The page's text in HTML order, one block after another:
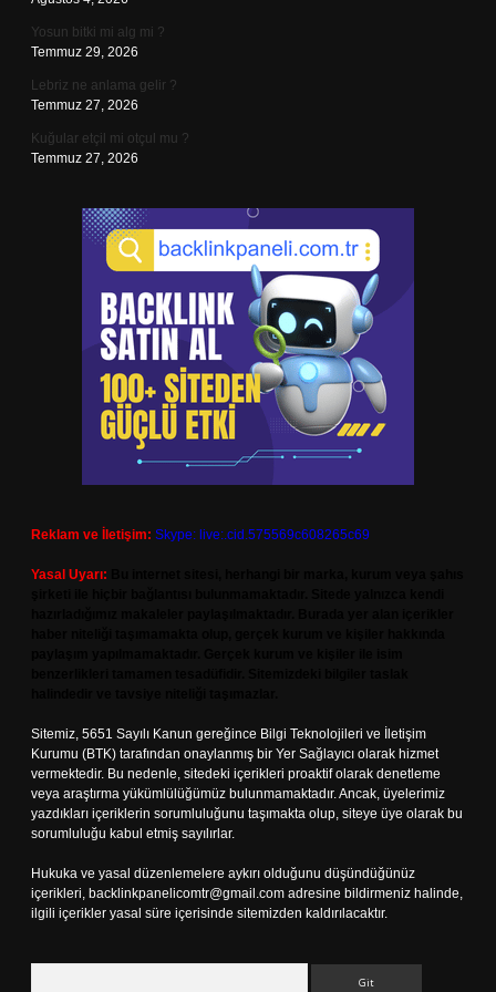
Yosun bitki mi alg mi ?
Temmuz 29, 2026
Lebriz ne anlama gelir ?
Temmuz 27, 2026
Kuğular etçil mi otçul mu ?
Temmuz 27, 2026
Reklam ve İletişim: Skype: live:.cid.575569c608265c69
Yasal Uyarı:
Sitemiz, 5651 Sayılı Kanun gereğince Bilgi Teknolojileri ve İletişim
Kurumu (BTK) tarafından onaylanmış bir Yer Sağlayıcı olarak hizmet
vermektedir. Bu nedenle, sitedeki içerikleri proaktif olarak denetleme
veya araştırma yükümlülüğümüz bulunmamaktadır. Ancak, üyelerimiz
yazdıkları içeriklerin sorumluluğunu taşımakta olup, siteye üye olarak bu
sorumluluğu kabul etmiş sayılırlar.
Hukuka ve yasal düzenlemelere aykırı olduğunu düşündüğünüz
içerikleri, backlinkpanelicomtr@gmail.com adresine bildirmeniz halinde,
ilgili içerikler yasal süre içerisinde sitemizden kaldırılacaktır.